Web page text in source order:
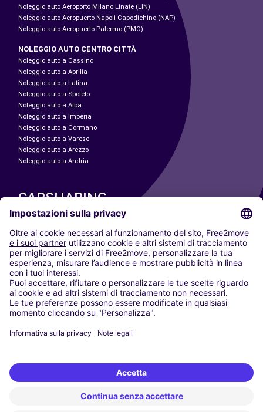
Noleggio auto Aeroporto Milano Linate (LIN)
Noleggio auto Aeropuerto Napoli-Capodichino (NAP)
Noleggio auto Aeropuerto Palermo (PMO)
NOLEGGIO AUTO CENTRO CITTÀ
Noleggio auto a Cassino
Noleggio auto a Aprilia
Noleggio auto a Latina
Noleggio auto a Spoleto
Noleggio auto a Alba
Noleggio auto a Imperia
Noleggio auto a Cormano
Noleggio auto a Varese
Noleggio auto a Arezzo
Noleggio auto a Andria
CARSHARING
LE NOSTRE CITTÀ
Paris
Madrid
Washington DC
Milano
Roma
Torino
Vienna
Berlino
Düsseldorf